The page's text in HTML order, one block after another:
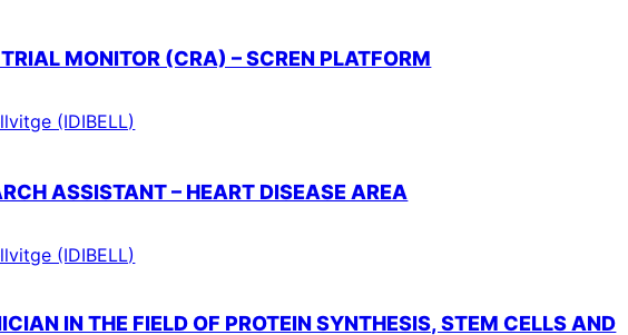
MONITOR (CRA) – SCREN PLATFORM
(IDIBELL)
ASSISTANT – HEART DISEASE AREA
(IDIBELL)
IN THE FIELD OF PROTEIN SYNTHESIS, STEM CELLS AND